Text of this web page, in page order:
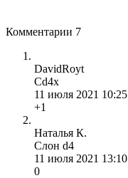
Комментарии 7
DavidRoyt
Cd4x
11 июля 2021 10:25
+1
Наталья К.
Слон d4
11 июля 2021 13:10
0